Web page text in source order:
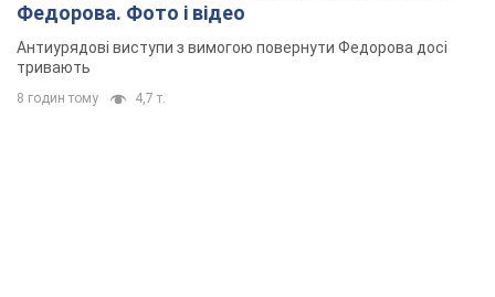
Федорова. Фото і відео
Антиурядові виступи з вимогою повернути Федорова досі
тривають
8 годин тому 4,7 т.